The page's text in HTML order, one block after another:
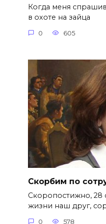
Когда меня
в охоте на зайца
0 605
Скорбим по
Скоропостижно, 28
жизни наш друг,
0 578